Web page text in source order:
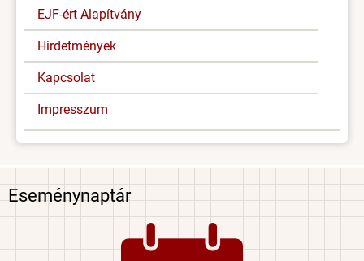
EJF-ért Alapítvány
Hirdetmények
Kapcsolat
Impresszum
Eseménynaptár
Image